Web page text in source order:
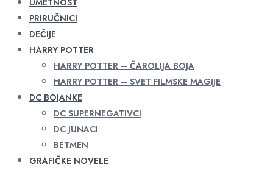
UMETNOST
PRIRUČNICI
DEČIJE
HARRY POTTER
HARRY POTTER – ČAROLIJA BOJA
HARRY POTTER – SVET FILMSKE MAGIJE
DC BOJANKE
DC SUPERNEGATIVCI
DC JUNACI
BETMEN
GRAFIČKE NOVELE